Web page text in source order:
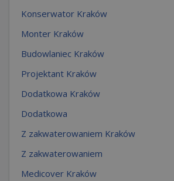
Konserwator Kraków
Monter Kraków
Budowlaniec Kraków
Projektant Kraków
Dodatkowa Kraków
Dodatkowa
Z zakwaterowaniem Kraków
Z zakwaterowaniem
Medicover Kraków